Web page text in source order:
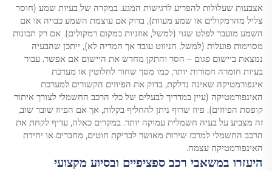
אצבעות שעלולות להפריע לרגישות המגע. במקרה של בעיות שמע (חוסר
צליל מהרמקולים או שמע מעוות), בדוק אם עוצמת השמע כבויה או אם
השמע מועבר לפלט שגוי (למשל, אוזניות במקום רמקולים). אם רק תכונות
מסוימות פועלות (למשל, הניווט עובד אך המדיה לא), ייתכן שהבעיה
נמצאת ביישום פגום – הסר והתקן מחדש את היישום אם אפשר. עבור
בעיות חומרה חמורות יותר, כמו מסך שחור לחלוטין או מערכת
אינפורמטיקה שאינה נדלקת, בדוק את הפיוזים הקשורים למערכת
האינפורמטיקה (עיין במדריך לבעלים של כלי הרכב החשמלי לצורך איתור
קופסת הפיוזים). פיוז שרוף ניתן להחליף בקלות, אך אם הפיוז שובר שוב,
זה מצביע על בעיה חשמלית עמוקה יותר. במקרים כאלה, עדיף לקחת את
הרכב החשמלי למרכז שירות מאושר לבדיקת חוטים, מחברים או יחידת
האינפורמטיקה עצמה.
היעזרו במשאבי רכב ספציפיים ובסיוע מקצועי